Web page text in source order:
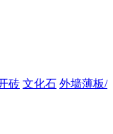
砖 文化石 外墙薄板/